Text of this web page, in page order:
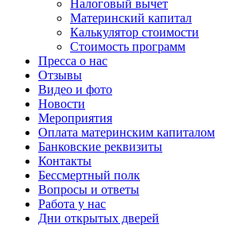
Налоговый вычет
Материнский капитал
Калькулятор стоимости
Стоимость программ
Пресса о нас
Отзывы
Видео и фото
Новости
Мероприятия
Оплата материнским капиталом
Банковские реквизиты
Контакты
Бессмертный полк
Вопросы и ответы
Работа у нас
Дни открытых дверей